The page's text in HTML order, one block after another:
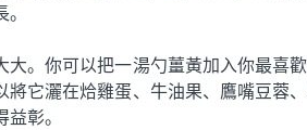
大。你可以把一湯勺薑黃加入你最喜
將它灑在烚雞蛋、牛油果、鷹嘴豆蓉
彰。